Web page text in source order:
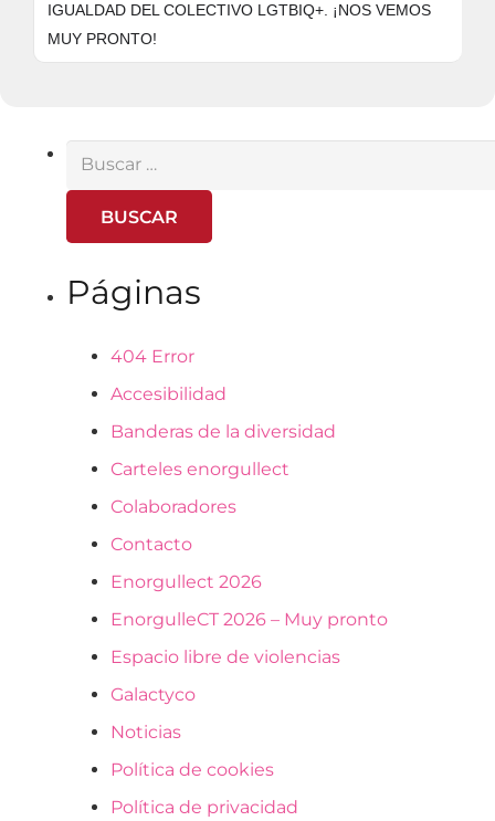
IGUALDAD DEL COLECTIVO LGTBIQ+. ¡NOS VEMOS
MUY PRONTO!
Buscar:
Páginas
404 Error
Accesibilidad
Banderas de la diversidad
Carteles enorgullect
Colaboradores
Contacto
Enorgullect 2026
EnorgulleCT 2026 – Muy pronto
Espacio libre de violencias
Galactyco
Noticias
Política de cookies
Política de privacidad